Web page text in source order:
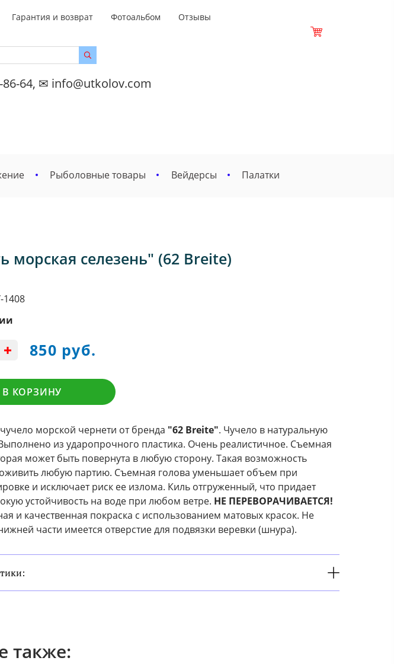
Гарантия и возврат Фотоальбом
Отзывы
64, ✉ info@utkolov.com
Рыболовные товары Вейдерсы Палатки
морская селезень" (62 Breite)
1408
850 руб.
В КОРЗИНУ
морской чернети от бренда "62 Breite". Чучело в натуральную
из ударопрочного пластика. Очень реалистичное. Съемная
может быть повернута в любую сторону. Такая возможность
любую партию. Съемная голова уменьшает объем при
и исключает риск ее излома. Киль отгруженный, что придает
устойчивость на воде при любом ветре. НЕ ПЕРЕВОРАЧИВАЕТСЯ!
и качественная покраска с использованием матовых красок. Не
части имеется отверстие для подвязки веревки (шнура).
также: